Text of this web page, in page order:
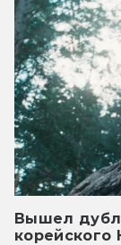
Вышел